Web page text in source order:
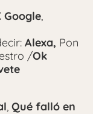
Google,
Alexa, Pon
/Ok
, Qué falló en